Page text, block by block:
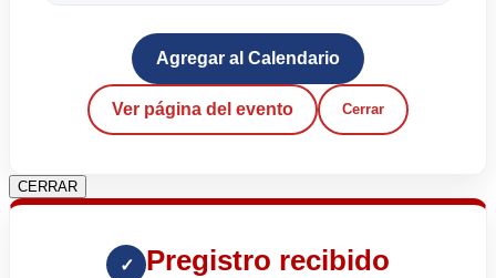
Agregar al Calendario
Ver página del evento Cerrar
CERRAR
✓ Pregistro recibido